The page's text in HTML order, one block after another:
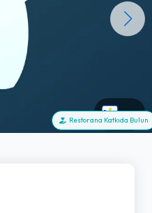
+0
Restorana Katkıda Bulun